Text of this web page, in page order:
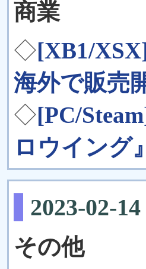
商業
◇[XB1/
海外で販売
◇[PC/
ロウイング
2023-02-14
その他